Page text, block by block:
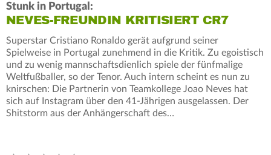
Stunk in Portugal:
NEVES-FREUNDIN KRITISIERT CR7
Superstar Cristiano Ronaldo gerät aufgrund seiner
Spielweise in Portugal zunehmend in die Kritik. Zu egoistisch
und zu wenig mannschaftsdienlich spiele der fünfmalige
Weltfußballer, so der Tenor. Auch intern scheint es nun zu
knirschen: Die Partnerin von Teamkollege Joao Neves hat
sich auf Instagram über den 41-Jährigen ausgelassen. Der
Shitstorm aus der Anhängerschaft des…